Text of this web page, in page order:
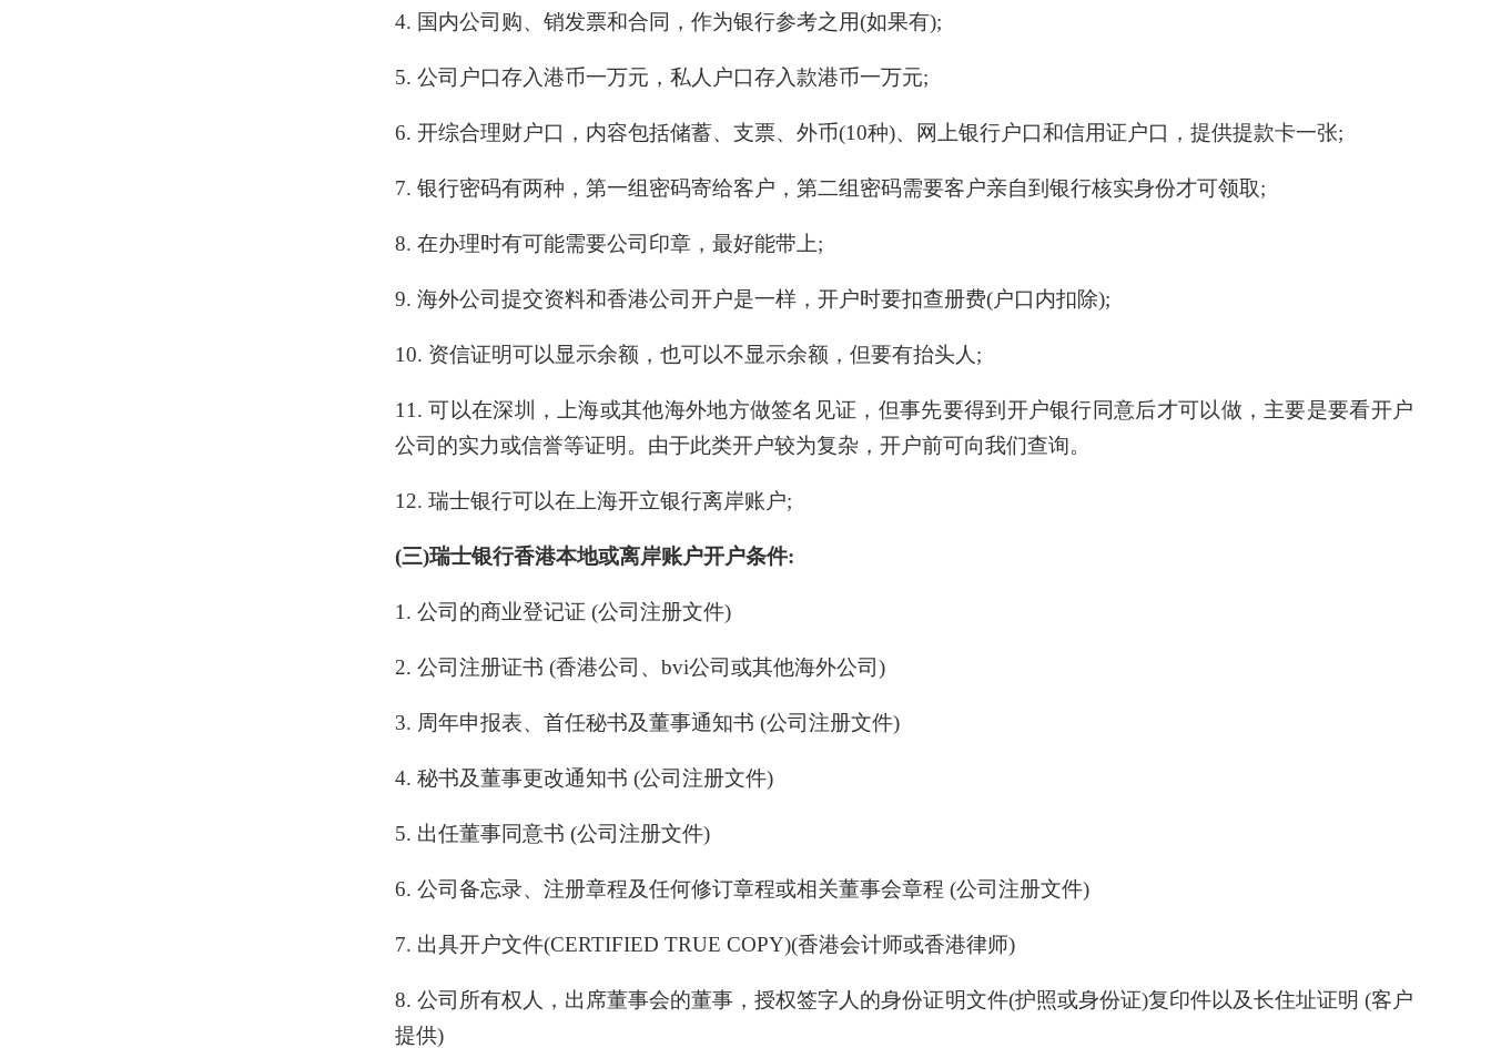
4. 国内公司购、销发票和合同，作为银行参考之用(如果有);
5. 公司户口存入港币一万元，私人户口存入款港币一万元;
6. 开综合理财户口，内容包括储蓄、支票、外币(10种)、网上银行户口和信用证户口，提供提款卡一张;
7. 银行密码有两种，第一组密码寄给客户，第二组密码需要客户亲自到银行核实身份才可领取;
8. 在办理时有可能需要公司印章，最好能带上;
9. 海外公司提交资料和香港公司开户是一样，开户时要扣查册费(户口内扣除);
10. 资信证明可以显示余额，也可以不显示余额，但要有抬头人;
11. 可以在深圳，上海或其他海外地方做签名见证，但事先要得到开户银行同意后才可以做，主要是要看开户
公司的实力或信誉等证明。由于此类开户较为复杂，开户前可向我们查询。
12. 瑞士银行可以在上海开立银行离岸账户;
(三)瑞士银行香港本地或离岸账户开户条件:
1. 公司的商业登记证 (公司注册文件)
2. 公司注册证书 (香港公司、bvi公司或其他海外公司)
3. 周年申报表、首任秘书及董事通知书 (公司注册文件)
4. 秘书及董事更改通知书 (公司注册文件)
5. 出任董事同意书 (公司注册文件)
6. 公司备忘录、注册章程及任何修订章程或相关董事会章程 (公司注册文件)
7. 出具开户文件(CERTIFIED TRUE COPY)(香港会计师或香港律师)
8. 公司所有权人，出席董事会的董事，授权签字人的身份证明文件(护照或身份证)复印件以及长住址证明 (客户
提供)